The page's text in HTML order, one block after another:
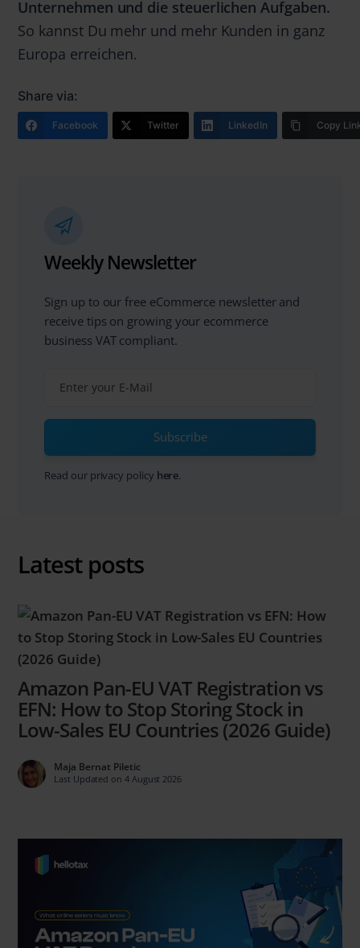
Weekly Newsletter
Sign up to our free eCommerce newsletter and
receive tips on growing your ecommerce
business VAT compliant.
Subscribe
Read our privacy policy here.
Unternehmen und die steuerlichen Aufgaben.
So kannst Du mehr und mehr Kunden in ganz
Europa erreichen.
Share via:
Facebook Twitter LinkedIn Copy
Latest posts
Amazon Pan-EU VAT Registration vs
EFN: How to Stop Storing Stock in
Low-Sales EU Countries (2026 Guide)
Maja Bernat Piletic
Last Updated on 4 August 2026